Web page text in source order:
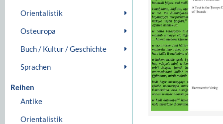
Orientalistik
Osteuropa
Buch / Kultur / Geschichte
Sprachen
Reihen
Antike
Orientalistik